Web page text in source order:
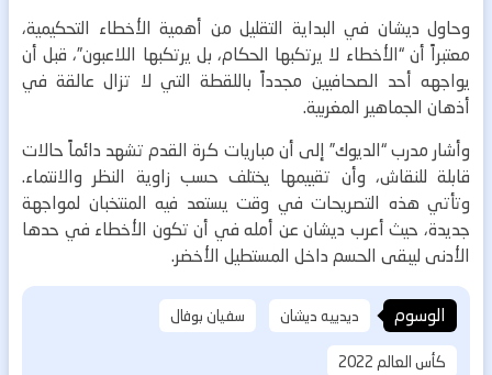
وحاول ديشان في البداية التقليل من أهمية الأخطاء التحكيمية،
معتبراً أن “الأخطاء لا يرتكبها الحكام، بل يرتكبها اللاعبون”، قبل أن
يواجهه أحد الصحافيين مجدداً باللقطة التي لا تزال عالقة في
أذهان الجماهير المغربية.
وأشار مدرب “الديوك” إلى أن مباريات كرة القدم تشهد دائماً حالات
قابلة للنقاش، وأن تقييمها يختلف حسب زاوية النظر والانتماء.
وتأتي هذه التصريحات في وقت يستعد فيه المنتخبان لمواجهة
جديدة، حيث أعرب ديشان عن أمله في أن تكون الأخطاء في حدها
الأدنى ليبقى الحسم داخل المستطيل الأخضر.
الوسوم ديدييه ديشان
سفيان بوفال
كأس العالم 2022